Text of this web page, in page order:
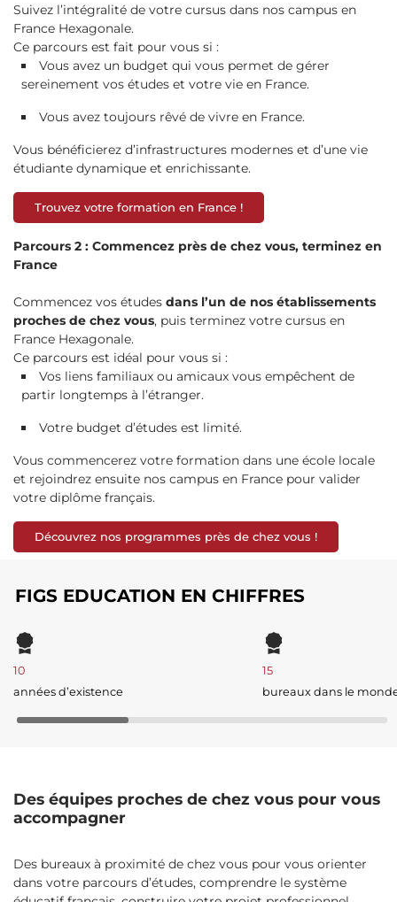
Suivez l’intégralité de votre cursus dans nos campus en
France Hexagonale.
Ce parcours est fait pour vous si :
Vous avez un budget qui vous permet de gérer
sereinement vos études et votre vie en France.
Vous avez toujours rêvé de vivre en France.
Vous bénéficierez d’infrastructures modernes et d’une vie
étudiante dynamique et enrichissante.
Trouvez votre formation en France !
Parcours 2 : Commencez près de chez vous, terminez en
France
Commencez vos études dans l’un de nos établissements
proches de chez vous, puis terminez votre cursus en
France Hexagonale.
Ce parcours est idéal pour vous si :
Vos liens familiaux ou amicaux vous empêchent de
partir longtemps à l’étranger.
Votre budget d’études est limité.
Vous commencerez votre formation dans une école locale
et rejoindrez ensuite nos campus en France pour valider
votre diplôme français.
Découvrez nos programmes près de chez vous !
FIGS EDUCATION EN CHIFFRES
10
années d’existence
15
bureaux dans le
Des équipes proches de chez vous pour vous
accompagner
Des bureaux à proximité de chez vous pour vous orienter
dans votre parcours d’études, comprendre le système